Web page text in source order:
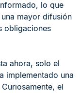
lo que
mayor difusión
obligaciones
ahora, solo el
implementado una
el